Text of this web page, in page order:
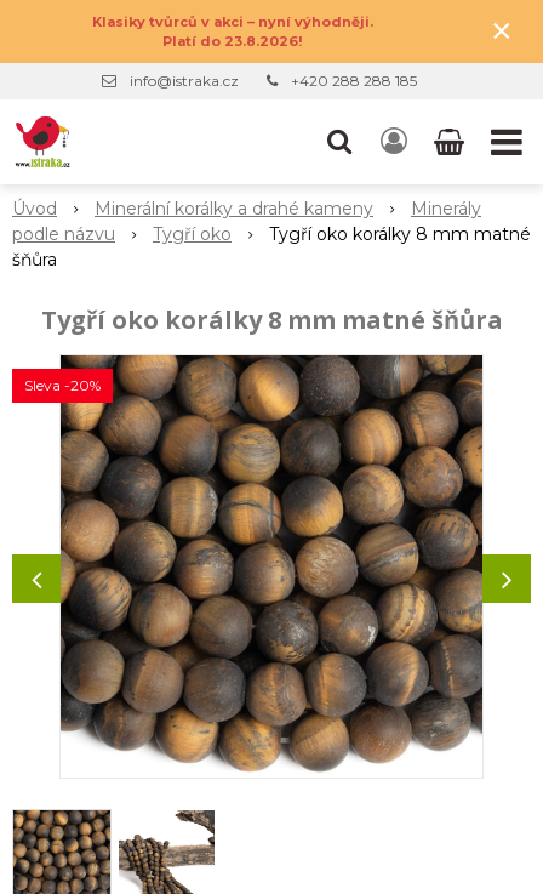
Klasiky tvůrců v akci – nyní výhodněji.
Platí do 23.8.2026!
×
info@istraka.cz +420 288 288 185
Úvod Minerální korálky a drahé kameny
Minerály
podle názvu
Tygří oko
Tygří oko korálky 8 mm matné
šňůra
Tygří oko korálky 8 mm matné šňůra
Sleva -20%